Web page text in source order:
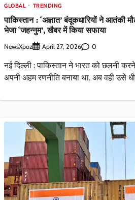
GLOBAL TRENDING
पाकिस्तान : ‘अज्ञात’ बंदूकधारियों ने आतंकी
भेजा ‘जहन्नुम’, खैबर में किया सफाया
NewsXpoz April 27, 2026 0
नई दिल्ली : पाकिस्तान ने भारत को छलनी
अपनी अहम रणनीति बनाया था. अब वही उसे